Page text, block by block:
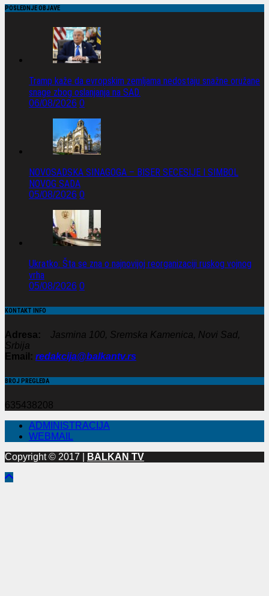
POSLEDNJE OBJAVE
Tramp kaže da evropskim zemljama nedostaju snažne oružane
snage zbog oslanjanja na SAD.
06/08/2026 0
NOVOSADSKA SINAGOGA – BISER SECESIJE I SIMBOL
NOVOG SADA
05/08/2026 0
Ukratko: Šta se zna o najnovijoj reorganizaciji ruskog vojnog
vrha
05/08/2026 0
KONTAKT INFO
Adresa:
Jasmina 100, Sremska Kamenica, Novi Sad,
Srbija
Email: redakcija@balkantv.rs
BROJ PREGLEDA
635438208
ADMINISTRACIJA
WEBMAIL
Copyright © 2017 |
BALKAN TV